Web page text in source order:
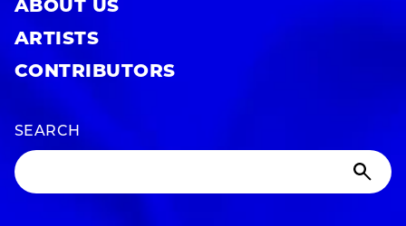
ABOUT US
ARTISTS
CONTRIBUTORS
SEARCH